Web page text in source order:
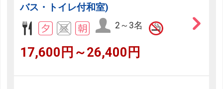
バス・トイレ付和室)
2～3名
17,600円～26,400円